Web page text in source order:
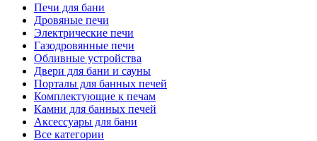
Печи для бани
Дровяные печи
Электрические печи
Газодровянные печи
Обливные устройства
Двери для бани и сауны
Порталы для банных печей
Комплектующие к печам
Камни для банных печей
Аксессуары для бани
Все категории